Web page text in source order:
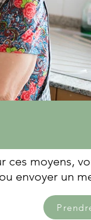
ces moyens,
envoyer un